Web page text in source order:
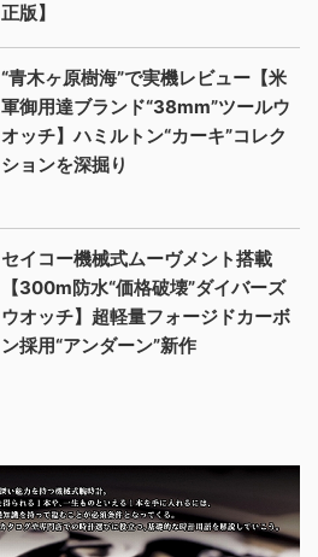
正版】
“青木ヶ原樹海”で実機レビュー【米
軍御用達ブランド“38mm”ツールウ
オッチ】ハミルトン“カーキ”コレク
ションを深掘り
セイコー機械式ムーヴメント搭載
【300m防水“価格破壊”ダイバーズ
ウオッチ】超軽量フォージドカーボ
ン採用“アンダーン”新作